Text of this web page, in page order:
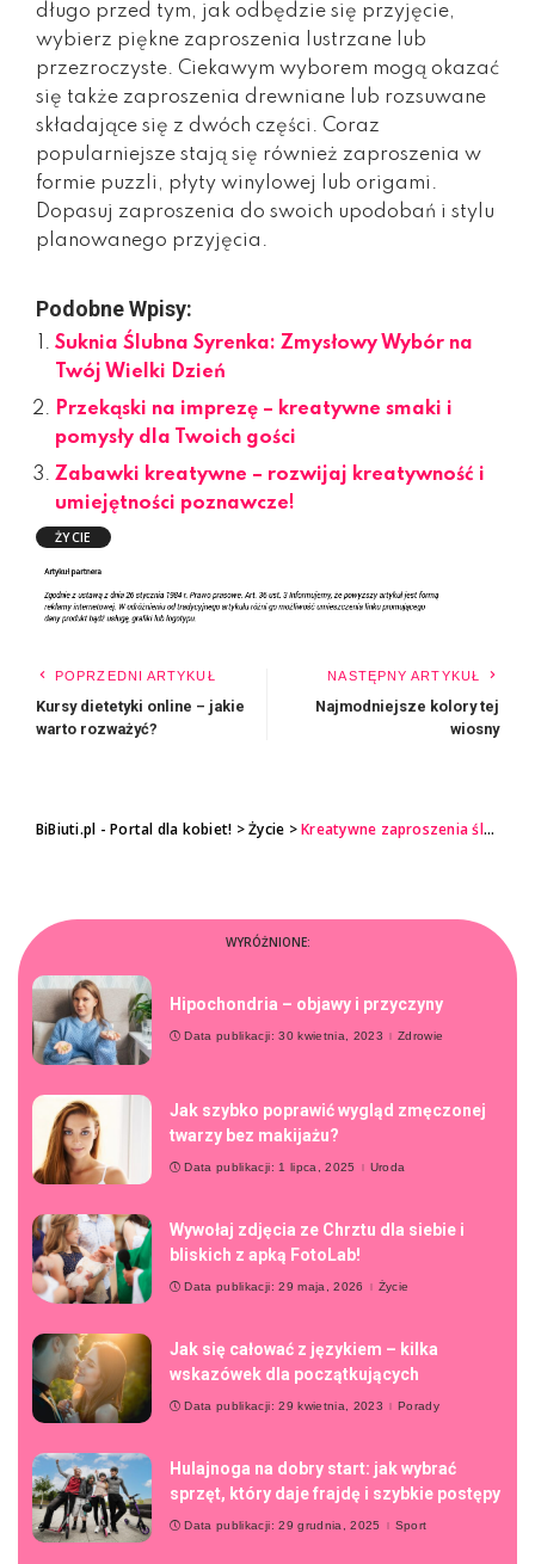
długo przed tym, jak odbędzie się przyjęcie,
wybierz piękne zaproszenia lustrzane lub
przezroczyste. Ciekawym wyborem mogą okazać
się także zaproszenia drewniane lub rozsuwane
składające się z dwóch części. Coraz
popularniejsze stają się również zaproszenia w
formie puzzli, płyty winylowej lub origami.
Dopasuj zaproszenia do swoich upodobań i stylu
planowanego przyjęcia.
Podobne Wpisy:
Suknia Ślubna Syrenka: Zmysłowy Wybór na
Twój Wielki Dzień
Przekąski na imprezę – kreatywne smaki i
pomysły dla Twoich gości
Zabawki kreatywne – rozwijaj kreatywność i
umiejętności poznawcze!
ŻYCIE
POPRZEDNI ARTYKUŁ
Kursy dietetyki online – jakie
warto rozważyć?
NASTĘPNY ARTYKUŁ
Najmodniejsze kolory tej
wiosny
BiBiuti.pl - Portal dla kobiet! >Życie >Kreatywne zaproszenia ślubne – jakie zaskoczyć gości?
WYRÓŻNIONE:
Hipochondria – objawy i przyczyny
Data publikacji: 30 kwietnia, 2023 Zdrowie
Jak szybko poprawić wygląd zmęczonej
twarzy bez makijażu?
Data publikacji: 1 lipca, 2025 Uroda
Wywołaj zdjęcia ze Chrztu dla siebie i
bliskich z apką FotoLab!
Data publikacji: 29 maja, 2026 Życie
Jak się całować z językiem – kilka
wskazówek dla początkujących
Data publikacji: 29 kwietnia, 2023 Porady
Hulajnoga na dobry start: jak wybrać
sprzęt, który daje frajdę i szybkie postępy
Data publikacji: 29 grudnia, 2025 Sport